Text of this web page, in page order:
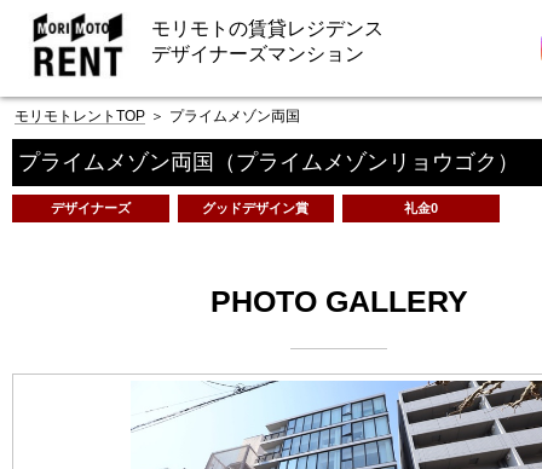
モリモトの賃貸レジデンス
デザイナーズマンション
モリモトレントTOP ＞ プライムメゾン両国
プライムメゾン両国 （プライムメゾンリョウゴク）
デザイナーズ グッドデザイン賞 礼金0
PHOTO GALLERY